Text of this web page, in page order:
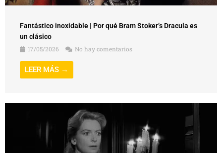
Fantástico inoxidable | Por qué Bram Stoker’s Dracula es
un clásico
17/05/2026
No hay comentarios
LEER MÁS →